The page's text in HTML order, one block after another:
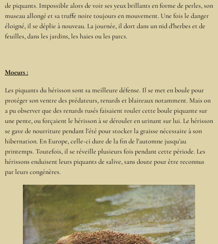
de piquants. Impossible alors de voir ses yeux brillants en forme de perles, son
museau allongé et sa truffe noire toujours en mouvement. Une fois le danger
éloigné, il se déplie à nouveau. La journée, il dort dans un nid d'herbes et de
feuilles, dans les jardins, les haies ou les parcs.
Moeurs :
Les piquants du hérisson sont sa meilleure défense. Il se met en boule pour
protéger son ventre des prédateurs, renards et blaireaux notamment. Mais on
a pu observer que des renards rusés faisaient rouler cette boule piquante sur
une pente, ou forçaient le hérisson à se dérouler en urinant sur lui. Le hérisson
se gave de nourriture pendant l'été pour stocker la graisse nécessaire à son
hibernation. En Europe, celle-ci dure de la fin de l'automne jusqu'au
printemps. Toutefois, il se réveille plusieurs fois pendant cette période. Les
hérissons enduisent leurs piquants de salive, sans doute pour être reconnus
par leurs congénères.